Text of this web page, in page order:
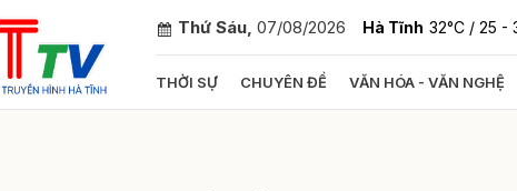
Thứ Sáu, 07/08/2026 Hà Tĩnh 32°C / 25 -
THỜI SỰ CHUYÊN ĐỀ VĂN HÓA - VĂN NGHỆ
Gửi bình luận